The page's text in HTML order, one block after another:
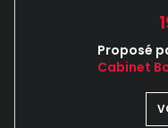
Proposé
Cabinet